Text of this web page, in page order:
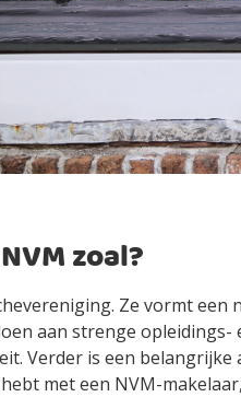
zoal?
Ze vormt een
aan strenge
Verder is een
met een NVM-